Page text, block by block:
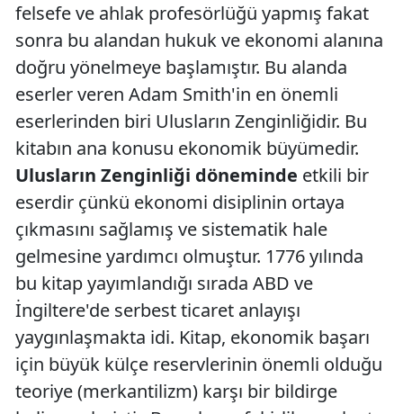
felsefe ve ahlak profesörlüğü yapmış fakat
sonra bu alandan hukuk ve ekonomi alanına
doğru yönelmeye başlamıştır. Bu alanda
eserler veren Adam Smith'in en önemli
eserlerinden biri Ulusların Zenginliğidir. Bu
kitabın ana konusu ekonomik büyümedir.
Ulusların Zenginliği döneminde etkili bir
eserdir çünkü ekonomi disiplinin ortaya
çıkmasını sağlamış ve sistematik hale
gelmesine yardımcı olmuştur. 1776 yılında
bu kitap yayımlandığı sırada ABD ve
İngiltere'de serbest ticaret anlayışı
yaygınlaşmakta idi. Kitap, ekonomik başarı
için büyük külçe reservlerinin önemli olduğu
teoriye (merkantilizm) karşı bir bildirge